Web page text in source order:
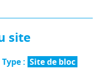
site
Type : Site de bloc